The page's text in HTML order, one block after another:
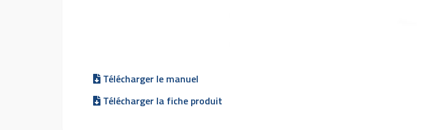
Télécharger le manuel
Télécharger la fiche produit